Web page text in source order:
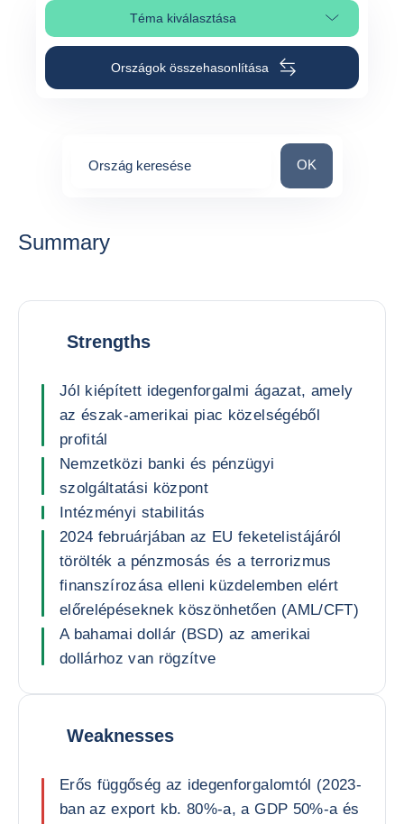
Téma kiválasztásaOldalszakasz kiválasztása
Országok összehasonlítása
Ország keresése Ország keresése
OK
Summary
Strengths
Jól kiépített idegenforgalmi ágazat, amely
az észak-amerikai piac közelségéből
profitál
Nemzetközi banki és pénzügyi
szolgáltatási központ
Intézményi stabilitás
2024 februárjában az EU feketelistájáról
törölték a pénzmosás és a terrorizmus
finanszírozása elleni küzdelemben elért
előrelépéseknek köszönhetően (AML/CFT)
A bahamai dollár (BSD) az amerikai
dollárhoz van rögzítve
Weaknesses
Erős függőség az idegenforgalomtól (2023-
ban az export kb. 80%-a, a GDP 50%-a és